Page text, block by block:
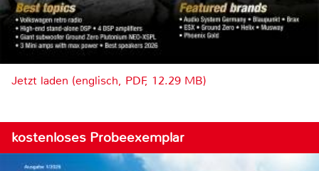
Jetzt laden (englisch, PDF, 12.29 MB)
kostenloses Probeexemplar